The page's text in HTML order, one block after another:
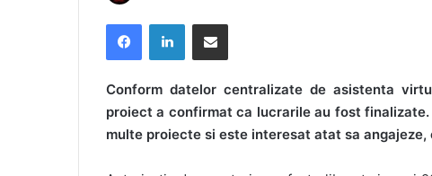
email
FacebookLinkedInShare via Email
Conform datelor centralizate de asistenta
proiect a confirmat ca lucrarile au fost
multe proiecte si este interesat atat sa